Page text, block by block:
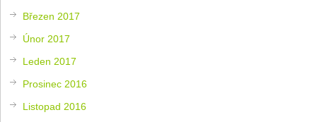
Březen 2017
Únor 2017
Leden 2017
Prosinec 2016
Listopad 2016